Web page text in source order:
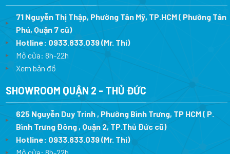
71 Nguyễn Thị Thập, Phường Tân Mỹ, TP.HCM ( Phường Tân
Phú, Quận 7 cũ)
Hotline: 0933.833.039(Mr. Thi)
Mở cửa: 8h-22h
Xem bản đồ
SHOWROOM QUẬN 2 - THỦ ĐỨC
625 Nguyễn Duy Trinh , Phường Bình Trưng, TP HCM ( P.
Bình Trưng Đông , Quận 2, TP.Thủ Đức cũ)
Hotline: 0933.833.039(Mr. Thi)